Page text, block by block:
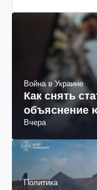
Война в Украине
Как снять
объяснение
Вчера
Политика